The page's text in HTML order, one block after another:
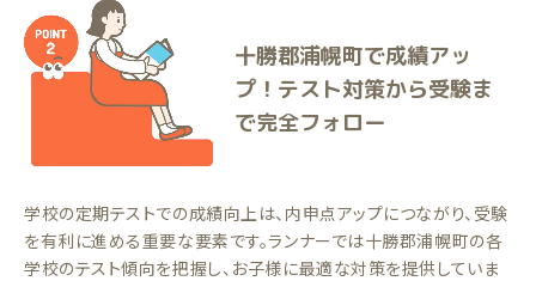
十勝郡浦幌町で成績アッ
プ！テスト対策から受験ま
で完全フォロー
学校の定期テストでの成績向上は、内申点アップにつながり、受験
を有利に進める重要な要素です。ランナーでは十勝郡浦幌町の各
学校のテスト傾向を把握し、お子様に最適な対策を提供していま